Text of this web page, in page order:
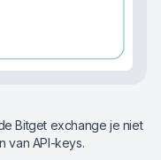
Bitget exchange je niet
van API-keys.